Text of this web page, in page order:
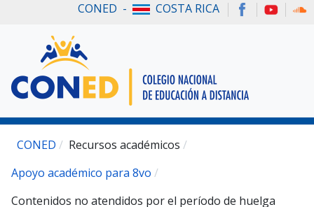
CONED - COSTA RICA
CONED
Recursos académicos
Apoyo académico para 8vo
Contenidos no atendidos por el período de huelga